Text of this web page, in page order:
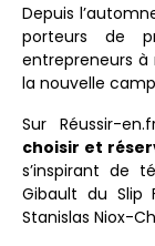
Depuis
porteurs de
entrepreneurs à
la nouvelle
Sur Réussir-
choisir et
s’inspirant de
Gibault du Slip
Stanislas Niox-